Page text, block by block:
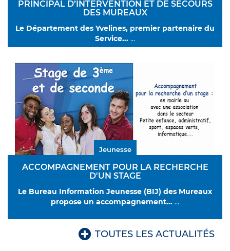
PRINCIPAL D’INTERVENTION ET DE SECOURS
DES MUREAUX
Le Département des Yvelines, premier partenaire du
Service... ...
Jeunesse
ACCOMPAGNEMENT POUR LA RECHERCHE
D'UN STAGE
Le Bureau Information Jeunesse (BIJ) des Mureaux
propose un accompagnement... ...